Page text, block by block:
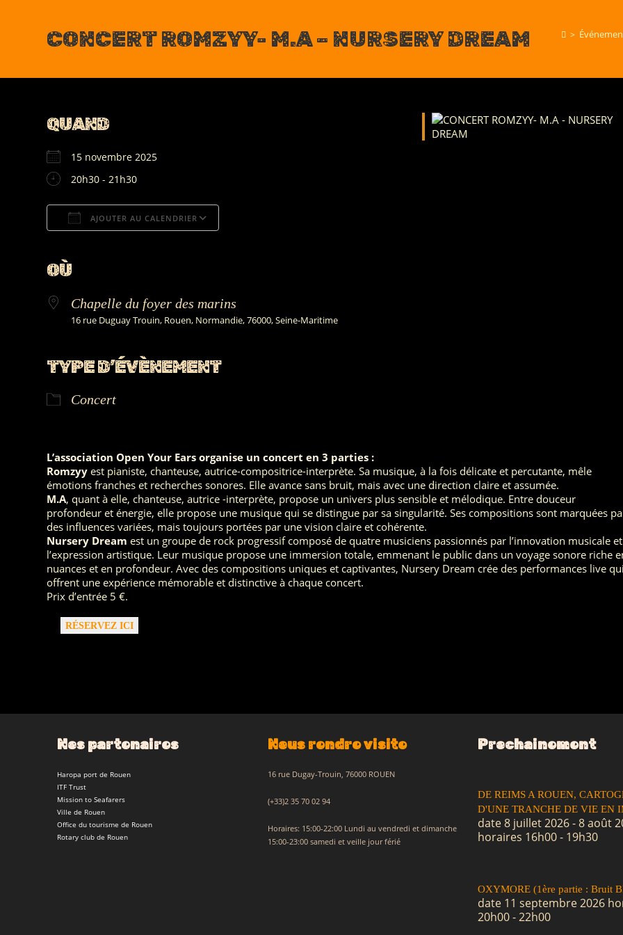
CONCERT ROMZYY- M.A – NURSERY DREAM >
QUAND
15 novembre 2025
20h30 - 21h30
AJOUTER AU CALENDRIER
OÙ
Chapelle du foyer des marins
16 rue Duguay Trouin, Rouen, Normandie, 76000, Seine-Maritime
TYPE D’ÉVÈNEMENT
Concert
L’association Open Your Earsorganise un concert en 3 parties :
Romzyy est pianiste, chanteuse, autrice-compositrice-interprète. Sa musique, à la fois délicate et percutante, mêle
émotions franches et recherches sonores. Elle avance sans bruit, mais avec une direction claire et assumée.
M.A, quant à elle, chanteuse, autrice -interprète, propose un univers plus sensible et mélodique. Entre douceur
profondeur et énergie, elle propose une musique qui se distingue par sa singularité. Ses compositions sont marquées
des influences variées, mais toujours portées par une vision claire et cohérente.
Nursery Dream est un groupe de rock progressif composé de quatre musiciens passionnés par l’innovation musicale et
l’expression artistique. Leur musique propose une immersion totale, emmenant le public dans un voyage sonore riche
nuances et en profondeur. Avec des compositions uniques et captivantes, Nursery Dream crée des performances live qui
offrent une expérience mémorable et distinctive à chaque concert.
Prix d’entrée 5 €.
RÉSERVEZ ICI
Nos partenaires
Haropa port de Rouen
ITF Trust
Mission to Seafarers
Ville de Rouen
Office du tourisme de Rouen
Rotary club de Rouen
Nous rendre visite
16 rue Dugay-Trouin, 76000 ROUEN
(+33)2 35 70 02 94
Horaires: 15:00-22:00 Lundi au vendredi et dimanche
15:00-23:00 samedi et veille jour férié
Prochainement
DE REIMS A ROUEN,
D'UNE TRANCHE DE VIE EN
date 8 juillet 2026 - 8 août
horaires 16h00 - 19h30
OXYMORE (1ère partie : Bruit
date 11 septembre 2026
20h00 - 22h00